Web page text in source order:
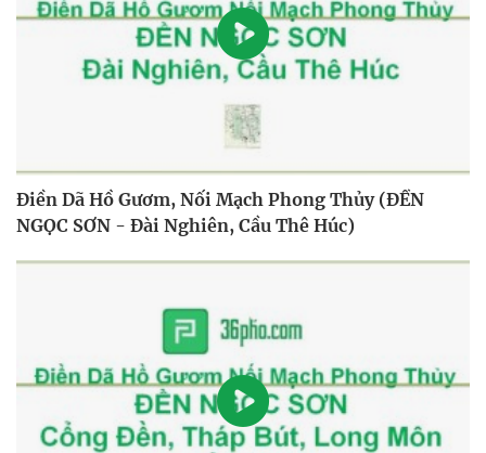
Điền Dã Hồ Gươm, Nối Mạch Phong Thủy (ĐỀN
NGỌC SƠN - Đài Nghiên, Cầu Thê Húc)